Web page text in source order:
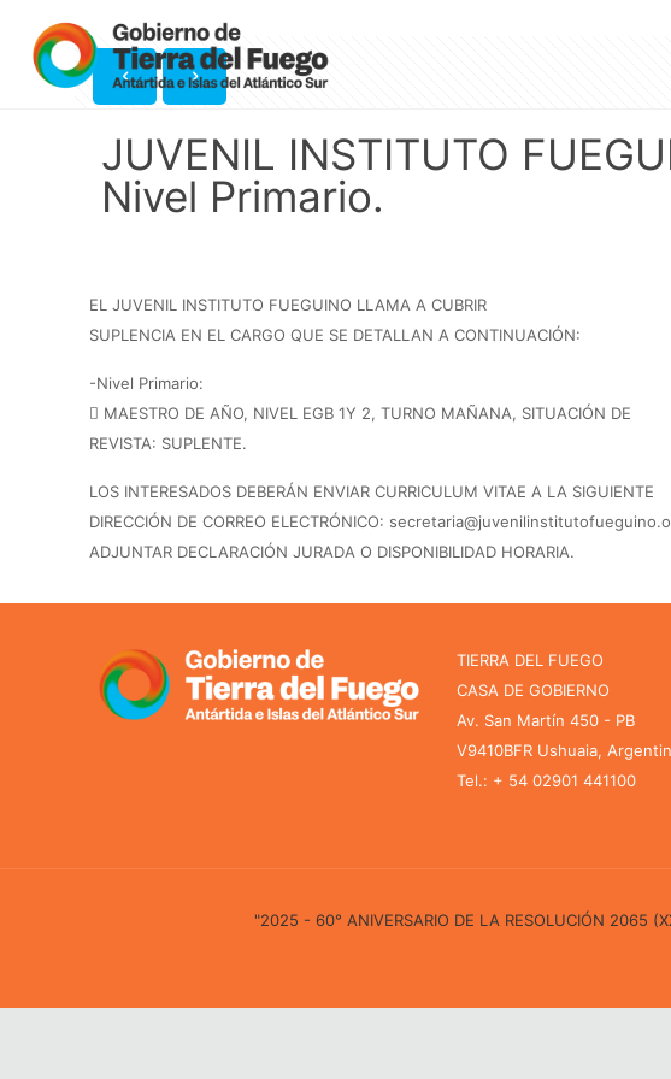
JUVENIL INSTITUTO
Nivel Primario.
EL JUVENIL INSTITUTO FUEGUINO LLAMA A CUBRIR
SUPLENCIA EN EL CARGO QUE SE DETALLAN A CONTINUACIÓN:
-Nivel Primario:
 MAESTRO DE AÑO, NIVEL EGB 1Y 2, TURNO MAÑANA, SITUACIÓN DE
REVISTA: SUPLENTE.
LOS INTERESADOS DEBERÁN ENVIAR CURRICULUM VITAE A LA SIGUIENTE
DIRECCIÓN DE CORREO ELECTRÓNICO:
ADJUNTAR DECLARACIÓN JURADA O DISPONIBILIDAD HORARIA.
TIERRA DEL FUEGO
CASA DE GOBIERNO
Av. San Martín 450 - PB
V9410BFR Ushuaia,
Tel.: + 54 02901 441100
"2025 - 60° ANIVERSARIO DE LA RESOLUCIÓN 2065